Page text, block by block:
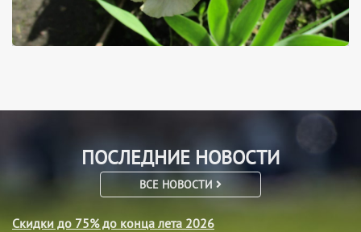
ПОСЛЕДНИЕ НОВОСТИ
ВСЕ НОВОСТИ
Скидки до 75% до конца лета 2026